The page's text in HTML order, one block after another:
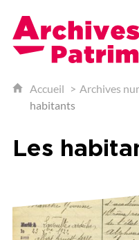
Accueil Archives
habitants
Les